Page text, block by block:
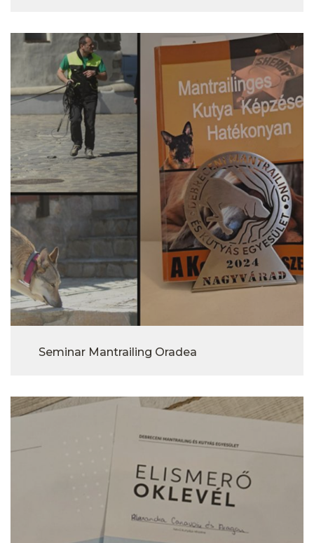
Seminar Mantrailing Oradea